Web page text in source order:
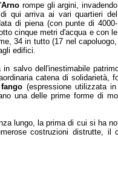
Arno rompe gli argini, invadendo
qui arriva ai vari quartieri del
di piena (con punte di 4000-
cinque metri d'acqua e con le
34 in tutto (17 nel
edifici.
in salvo dell'inestimabile
catena di solidarietà,
(espressione utilizzata
una delle prime forme di
lungo, la prima di cui si ha
costruzioni distrutte, il